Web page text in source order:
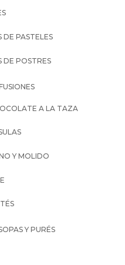
DE PASTELES
DE POSTRES
A LA TAZA
Y MOLIDO
Y PURÉS